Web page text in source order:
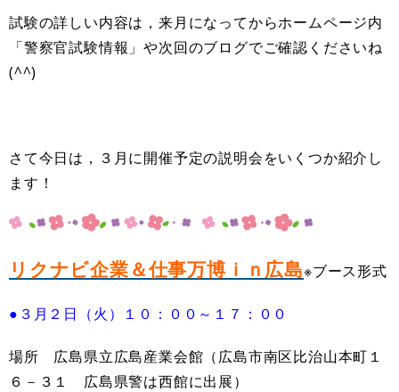
試験の詳しい内容は，来月になってからホームページ内
「警察官試験情報」や次回のブログでご確認くださいね
(^^)
さて今日は，３月に開催予定の説明会をいくつか紹介し
ます！
リクナビ企業＆仕事万博ｉｎ広島※ブース形式
●３月２日（火）１０：００～１７：００
場所 広島県立広島産業会館（広島市南区比治山本町１
６－３１ 広島県警は西館に出展）